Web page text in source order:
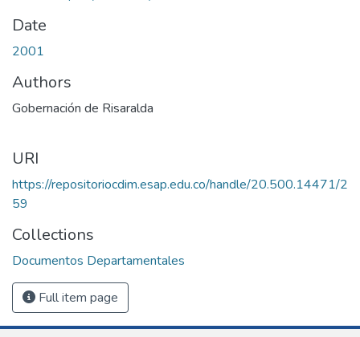
Date
2001
Authors
Gobernación de Risaralda
URI
https://repositoriocdim.esap.edu.co/handle/20.500.14471/2
59
Collections
Documentos Departamentales
Full item page